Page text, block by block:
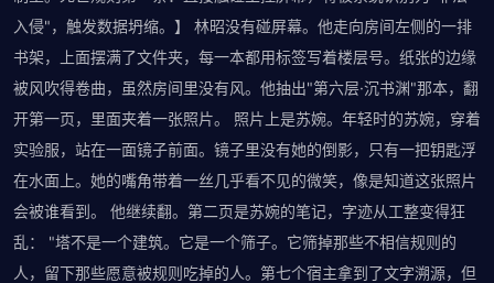
入侵"，触发数据坍缩。】 林昭没有碰屏幕。他走向房间左侧的一排
书架，上面摆满了文件夹，每一本都用标签写着楼层号。纸张的边缘
被风吹得卷曲，虽然房间里没有风。他抽出"第六层·沉书渊"那本，翻
开第一页，里面夹着一张照片。 照片上是苏婉。年轻时的苏婉，穿着
实验服，站在一面镜子前面。镜子里没有她的倒影，只有一把钥匙浮
在水面上。她的嘴角带着一丝几乎看不见的微笑，像是知道这张照片
会被谁看到。 他继续翻。第二页是苏婉的笔记，字迹从工整变得狂
乱： "塔不是一个建筑。它是一个筛子。它筛掉那些不相信规则的
人，留下那些愿意被规则吃掉的人。第七个宿主拿到了文字溯源，但